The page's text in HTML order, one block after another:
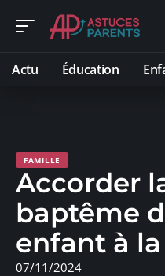
Actu Éducation
FAMILLE
Accorder
baptême
enfant à
07/11/2024